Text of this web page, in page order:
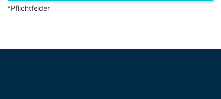
*Pflichtfelder